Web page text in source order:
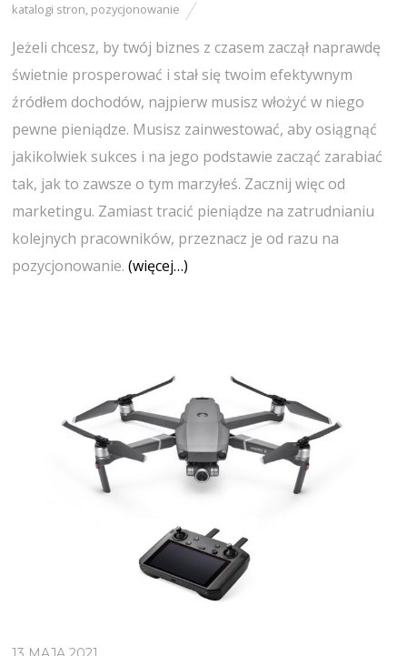
katalogi stron, pozycjonowanie
Jeżeli chcesz, by twój biznes z czasem zaczął naprawdę
świetnie prosperować i stał się twoim efektywnym
źródłem dochodów, najpierw musisz włożyć w niego
pewne pieniądze. Musisz zainwestować, aby osiągnąć
jakikolwiek sukces i na jego podstawie zacząć zarabiać
tak, jak to zawsze o tym marzyłeś. Zacznij więc od
marketingu. Zamiast tracić pieniądze na zatrudnianiu
kolejnych pracowników, przeznacz je od razu na
pozycjonowanie.(więcej…)